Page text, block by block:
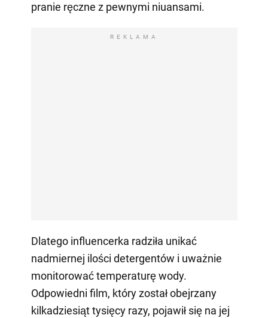
pranie ręczne z pewnymi niuansami.
REKLAMA
Dlatego influencerka radziła unikać
nadmiernej ilości detergentów i uważnie
monitorować temperaturę wody.
Odpowiedni film, który został obejrzany
kilkadziesiąt tysięcy razy, pojawił się na jej